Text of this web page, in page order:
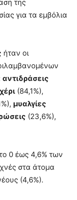
της
για τα εμβόλια
ήταν οι
αντιδράσεις
(84,1%),
μυαλγίες
(23,6%),
0 έως 4,6% των
στα άτομα
(4,6%).